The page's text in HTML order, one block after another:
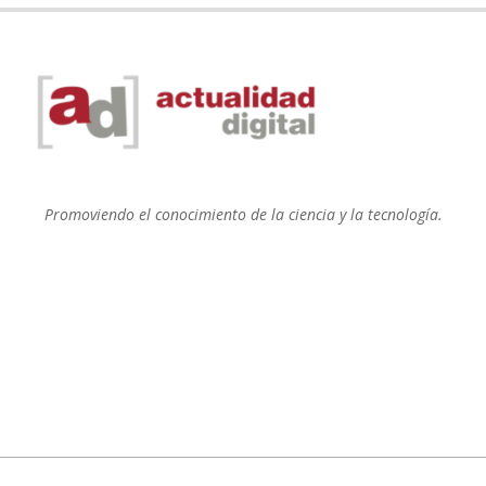
Promoviendo el conocimiento de la ciencia y la tecnología.